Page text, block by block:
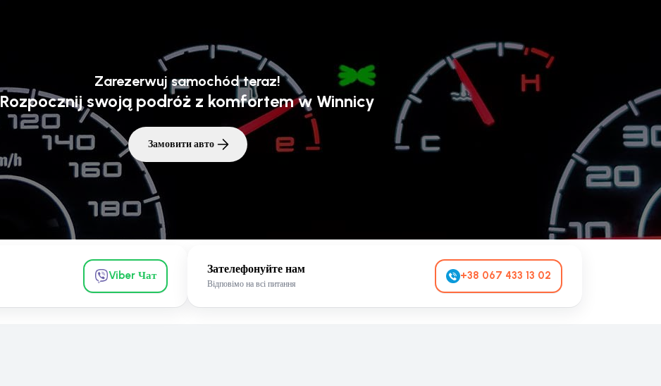
Zarezerwuj samochód teraz!
Rozpocznij swoją podróż z komfortem w Winnicy
Замовити авто
Viber Чат
Зателефонуйте нам
Відповімо на всі питання
+38 067 433 13 02